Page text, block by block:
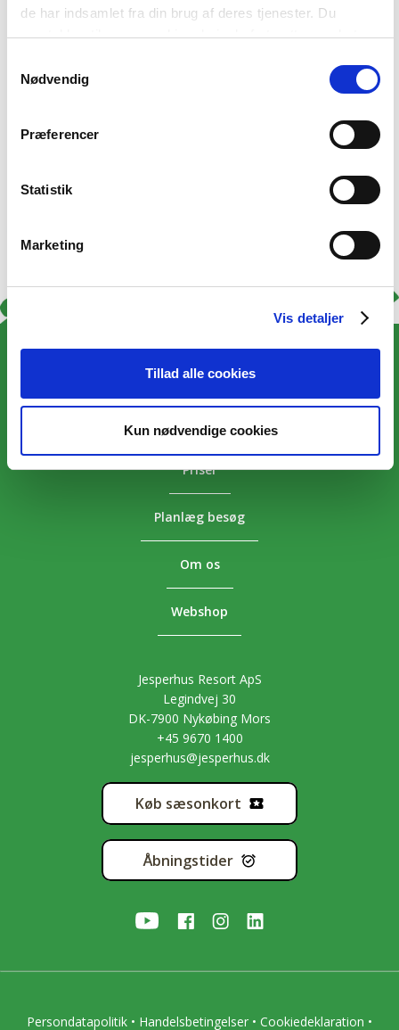
de har indsamlet fra din brug af deres tjenester. Du
samtykker til vores cookies, hvis du fortsætter med at
Nødvendig
Præferencer
Statistik
Marketing
Vis detaljer
Tillad alle cookies
Kun nødvendige cookies
Overnatning
Aktiviteter
Priser
Planlæg besøg
Om os
Webshop
Jesperhus Resort ApS
Legindvej 30
DK-7900 Nykøbing Mors
+45 9670 1400
jesperhus@jesperhus.dk
Køb sæsonkort
Åbningstider
Persondatapolitik • Handelsbetingelser • Cookiedeklaration •